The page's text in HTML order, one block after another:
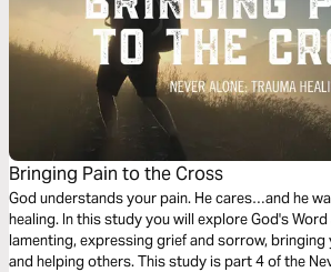
Bringing Pain to the Cross
God understands your pain. He cares…and he
healing. In this study you will explore God's
lamenting, expressing grief and sorrow,
and helping others. This study is part 4 of the